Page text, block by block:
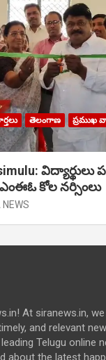
తెలంగాణ
ప్రముఖ
విద్యార్థులు
కోల నర్సింలు
NEWS
At siranews.in,
and relevant
Telugu online
about the latest